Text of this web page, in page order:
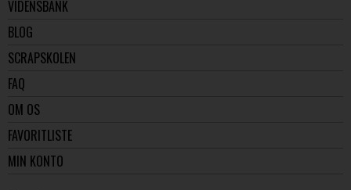
VIDENSBANK
BLOG
SCRAPSKOLEN
FAQ
OM OS
FAVORITLISTE
MIN KONTO